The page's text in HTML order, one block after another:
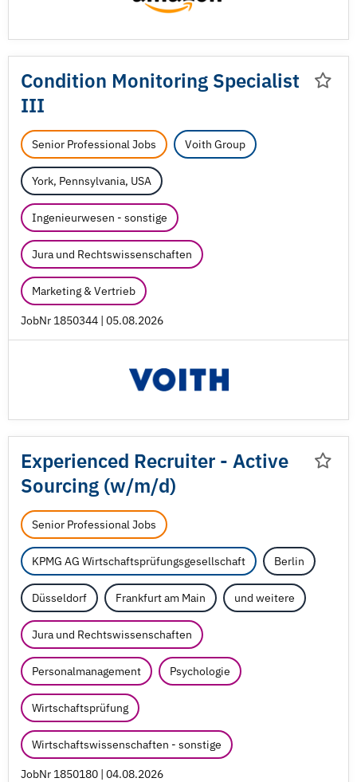
Condition Monitoring Specialist
III
Senior Professional Jobs Voith Group
York, Pennsylvania, USA
Ingenieurwesen - sonstige
Jura und Rechtswissenschaften
Marketing & Vertrieb
JobNr 1850344 | 05.08.2026
Experienced Recruiter - Active
Sourcing (w/m/d)
Senior Professional Jobs
KPMG AG Wirtschaftsprüfungsgesellschaft Berlin
Düsseldorf Frankfurt am Main und weitere
Jura und Rechtswissenschaften
Personalmanagement Psychologie
Wirtschaftsprüfung
Wirtschaftswissenschaften - sonstige
JobNr 1850180 | 04.08.2026